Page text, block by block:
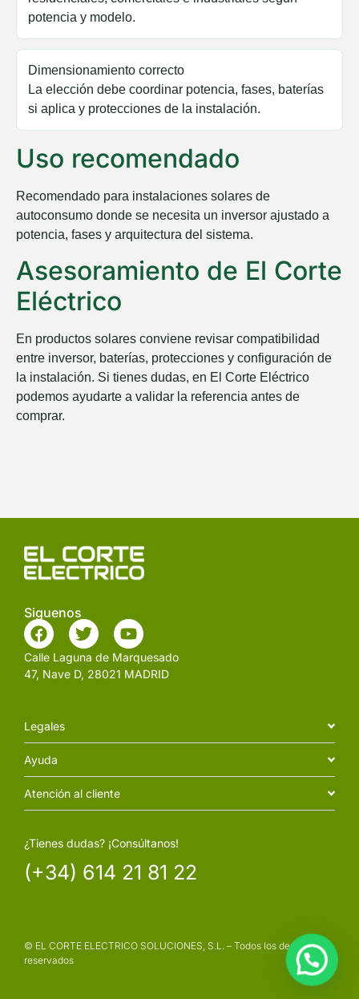
potencia y modelo.
Dimensionamiento correcto
La elección debe coordinar potencia, fases, baterías
si aplica y protecciones de la instalación.
Uso recomendado
Recomendado para instalaciones solares de
autoconsumo donde se necesita un inversor ajustado a
potencia, fases y arquitectura del sistema.
Asesoramiento de El Corte
Eléctrico
En productos solares conviene revisar compatibilidad
entre inversor, baterías, protecciones y configuración de
la instalación. Si tienes dudas, en El Corte Eléctrico
podemos ayudarte a validar la referencia antes de
comprar.
Siguenos
Calle Laguna de Marquesado
47, Nave D, 28021 MADRID
Legales
Ayuda
Atención al cliente
¿Tienes dudas? ¡Consúltanos!
(+34) 614 21 81 22
© EL CORTE ELECTRICO SOLUCIONES, S.L. – Todos los derechos
reservados